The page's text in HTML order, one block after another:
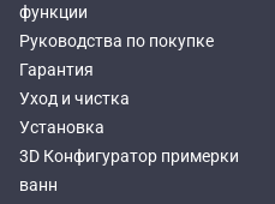
функции
Руководства по покупке
Гарантия
Уход и чистка
Установка
3D Конфигуратор примерки
ванн